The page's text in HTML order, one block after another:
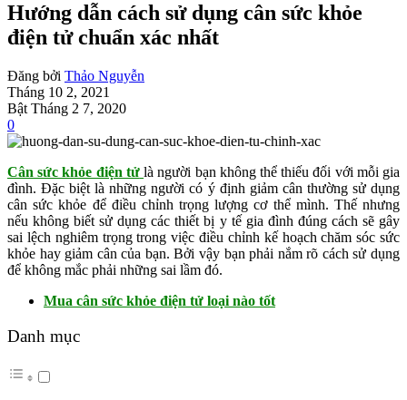
Hướng dẫn cách sử dụng cân sức khỏe
điện tử chuẩn xác nhất
Đăng bởi Thảo Nguyễn
Tháng 10 2, 2021
Bật Tháng 2 7, 2020
0
Cân sức khỏe điện tử là người bạn không thể thiếu đối với mỗi gia
đình. Đặc biệt là những người có ý định giảm cân thường sử dụng
cân sức khỏe để điều chỉnh trọng lượng cơ thể mình. Thế nhưng
nếu không biết sử dụng các thiết bị y tế gia đình đúng cách sẽ gây
sai lệch nghiêm trọng trong việc điều chỉnh kế hoạch chăm sóc sức
khỏe hay giảm cân của bạn. Bởi vậy bạn phải nắm rõ cách sử dụng
để không mắc phải những sai lầm đó.
Mua cân sức khỏe điện tử loại nào tốt
Danh mục